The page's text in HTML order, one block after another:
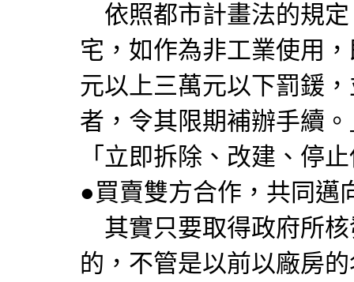
依照都市計畫法的規
宅，如作為非工業使用
元以上三萬元以下罰鍰
者，令其限期補辦手續
「立即拆除、改建、停
●買賣雙方合作，共同邁
其實只要取得政府所
的，不管是以前以廠房